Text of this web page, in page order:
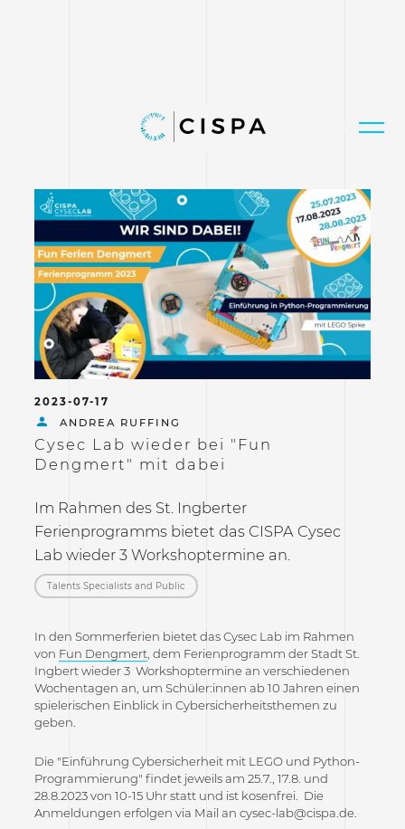
2023-07-17
ANDREA RUFFING
Cysec Lab wieder bei "Fun
Dengmert" mit dabei
Im Rahmen des St. Ingberter
Ferienprogramms bietet das CISPA Cysec
Lab wieder 3 Workshoptermine an.
Talents Specialists and Public
In den Sommerferien bietet das Cysec Lab im Rahmen
von Fun Dengmert, dem Ferienprogramm der Stadt St.
Ingbert wieder 3 Workshoptermine an verschiedenen
Wochentagen an, um Schüler:innen ab 10 Jahren einen
spielerischen Einblick in Cybersicherheitsthemen zu
geben.
Die "Einführung Cybersicherheit mit LEGO und Python-
Programmierung" findet jeweils am 25.7., 17.8. und
28.8.2023 von 10-15 Uhr statt und ist kosenfrei. Die
Anmeldungen erfolgen via Mail an cysec-lab@cispa.de.